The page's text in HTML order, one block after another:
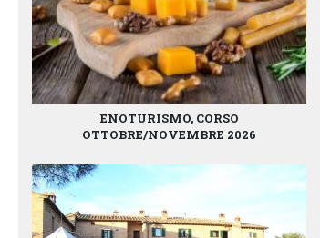
ENOTURISMO, CORSO
OTTOBRE/NOVEMBRE 2026